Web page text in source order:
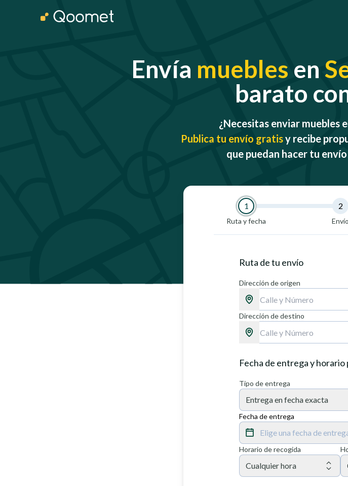
Envía muebles en
barato
¿Necesitas enviar muebles
Publica tu envío gratisy recibe
que puedan hacer tu
1
Ruta y fecha
2
Envío
Ruta de tu envío
Dirección de origen
Dirección de destino
Fecha de entrega y
Tipo de entrega
Entrega en fecha exacta
Fecha de entrega
Elige una fecha de
Horario de recogida
Cualquier hora